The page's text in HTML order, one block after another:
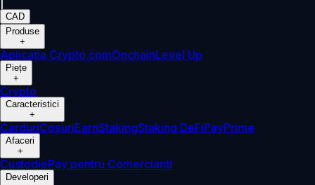
CAD
Produse
+
Aplicația Crypto.comOnchainLevel Up
Piețe
+
Crypto
Caracteristici
+
CarduriCoșuriEarnStakingStaking DeFiPayPrime
Afaceri
+
CustodiePay pentru Comercianți
Developeri